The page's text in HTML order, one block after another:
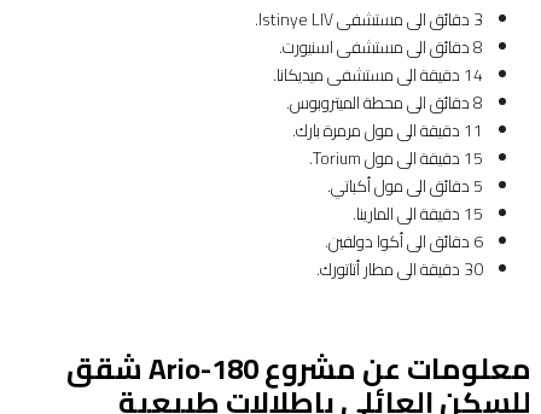
3 دقائق الى مستشفى Istinye LIV.
8 دقائق الى مستشفى اسنيورت.
14 دقيقة الى مستشفى ميديكانا.
8 دقائق الى محطة الميتروبوس.
11 دقيقة الى مول مرمرة بارك.
15 دقيقة الى مول Torium.
5 دقائق الى مول أكباتي.
15 دقيقة الى المارينا.
6 دقائق الى أكوا دولفين.
30 دقيقة الى مطار أتاتورك.
معلومات عن مشروع Ario-180 شقق
للسكن العائلي بإطلالات طبيعية